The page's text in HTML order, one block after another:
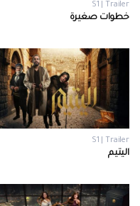
S1 | Trailer
خطوات صغيرة
S1 | Trailer
اليتيم